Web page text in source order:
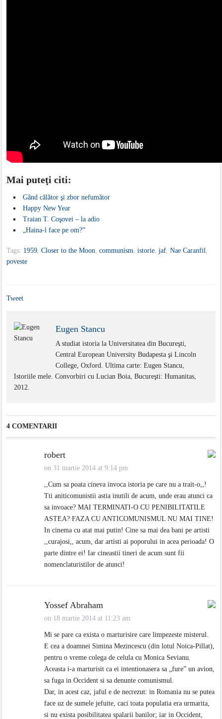
Mai puteţi citi:
Gând călător şi zbor nefumător
Happy New Year
Traian T. Coşovei – la adio
„Haina-l face pe om?”
Tags: 1959,Closer to the Moon,communism,istorie,jaf,Nae Caranfil,
poveste
Tweet
Eugen Stancu
A studiat istoria la Universitatea din Bucureşti,
Central European University Budapesta şi Lincoln
College, Oxford. Ultima carte: Eugen Stancu,
Istoriile mele. Convorbiri cu Lucian Boia, Bucureşti: Humanitas,
2012.
4 COMENTARII
robert
on 31 martie 2014 at 9:14 pm
,,Cum sa poata cineva invoca istoria pe care nu a trait-o,,!
Tti aniticomunistii astia inutili de acum, unde erau atunci ca
sa invoace? MAI TERMINATI-O CU PENIBILITATILE
ASTEA? FAZA CU ANTICOMUNISMUL NU MAI TINE!
In cinema cu atat mai putin! Cine sa mai dea bani pe artisti
,,curajosi,, acum, dar artisti ai poporului in acea perioada! O
parte dintre ei! Iar cineastii tineri de acum sunt fii
nomenclaturistilor de atunci!
Yossef Abraham
on 18 martie 2014 at 11:23 am
Mi se pare ca exista o marturisire care limpezeste misterul.
E cea a doamnei Simina Mezincescu (din lotul Noica-Pillat),
pentru o vreme colega de celula cu Monica Sevianu.
Aceasta i-a marturisit ca ei intentionasera sa „fure” un avion,
sa fuga in Occident si sa denunte comunismul.
Dar, in acest caz, jaful e de necrezut: in Romania nu se putea
face uz de sumele jefuite, caci toata populatia era urmarita,
si nu exista posibilitatea spalarii banilor; iar in Occident,